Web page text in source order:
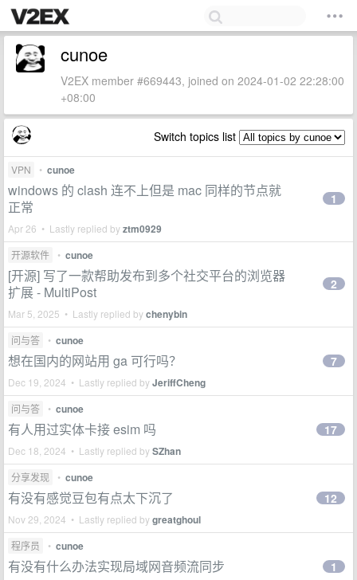
cunoe
V2EX member #669443, joined on 2024-01-02 22:28:00
+08:00
Switch topics list
VPN • cunoe
windows 的 clash 连不上但是 mac 同样的节点就
正常
Apr 26 • Lastly replied byztm0929
1
开源软件 • cunoe
[开源] 写了一款帮助发布到多个社交平台的浏览器
扩展 - MultiPost
Mar 5, 2025 • Lastly replied bychenybin
2
问与答 • cunoe
想在国内的网站用 ga 可行吗？
Dec 19, 2024 • Lastly replied byJeriffCheng
7
问与答 • cunoe
有人用过实体卡接 esim 吗
Dec 18, 2024 • Lastly replied bySZhan
17
分享发现 • cunoe
有没有感觉豆包有点太下沉了
Nov 29, 2024 • Lastly replied bygreatghoul
12
程序员 • cunoe
有没有什么办法实现局域网音频流同步 1